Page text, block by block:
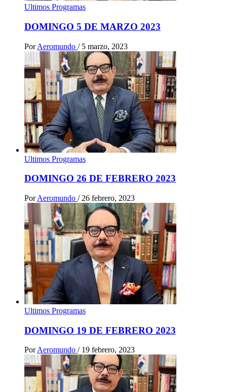
Ultimos Programas
DOMINGO 5 DE MARZO 2023
Por Aeromundo / 5 marzo, 2023
Ultimos Programas
DOMINGO 26 DE FEBRERO 2023
Por Aeromundo / 26 febrero, 2023
Ultimos Programas
DOMINGO 19 DE FEBRERO 2023
PorAeromundo / 19 febrero, 2023